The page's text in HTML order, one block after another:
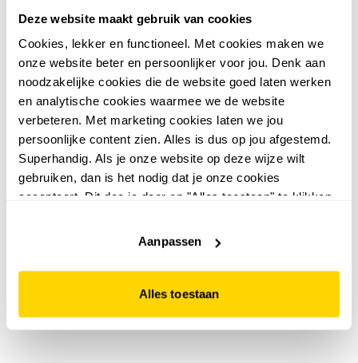
Deze website maakt gebruik van cookies
Cookies, lekker en functioneel. Met cookies maken we
onze website beter en persoonlijker voor jou. Denk aan
noodzakelijke cookies die de website goed laten werken
en analytische cookies waarmee we de website
verbeteren. Met marketing cookies laten we jou
persoonlijke content zien. Alles is dus op jou afgestemd.
Superhandig. Als je onze website op deze wijze wilt
gebruiken, dan is het nodig dat je onze cookies
accepteert. Dit doe je door op "Alles toestaan" te klikken.
website niet optimaal functioneert.
Aanpassen
Alles toestaan